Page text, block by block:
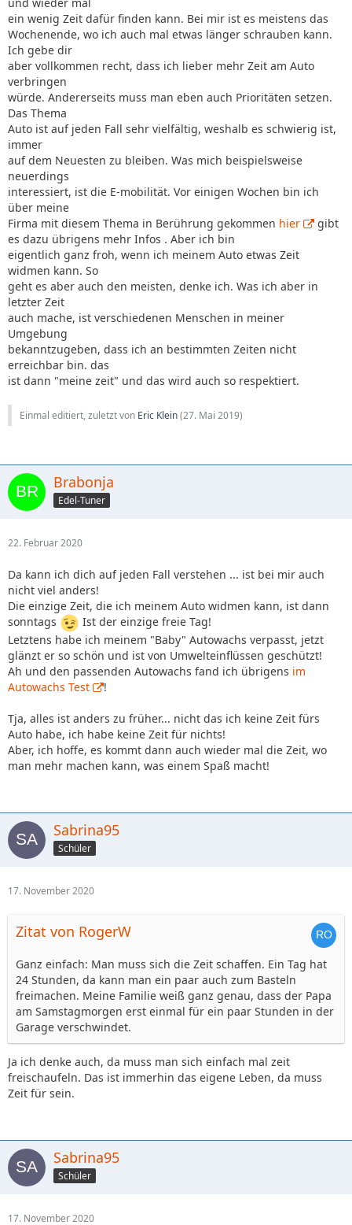
ein wenig Zeit dafür finden kann. Bei mir ist es meistens das
Wochenende, wo ich auch mal etwas länger schrauben kann.
Ich gebe dir
aber vollkommen recht, dass ich lieber mehr Zeit am Auto
verbringen
würde. Andererseits muss man eben auch Prioritäten setzen.
Das Thema
Auto ist auf jeden Fall sehr vielfältig, weshalb es schwierig ist,
immer
auf dem Neuesten zu bleiben. Was mich beispielsweise
neuerdings
interessiert, ist die E-mobilität. Vor einigen Wochen bin ich
über meine
Firma mit diesem Thema in Berührung gekommen hier
gibt
es dazu übrigens mehr Infos . Aber ich bin
eigentlich ganz froh, wenn ich meinem Auto etwas Zeit
widmen kann. So
geht es aber auch den meisten, denke ich. Was ich aber in
letzter Zeit
auch mache, ist verschiedenen Menschen in meiner
Umgebung
bekanntzugeben, dass ich an bestimmten Zeiten nicht
erreichbar bin. das
ist dann "meine zeit" und das wird auch so respektiert.
Einmal editiert, zuletzt von Eric Klein(27. Mai 2019)
Brabonja
Edel-Tuner
22. Februar 2020
Da kann ich dich auf jeden Fall verstehen ... ist bei mir auch
nicht viel anders!
Die einzige Zeit, die ich meinem Auto widmen kann, ist dann
sonntags
Ist der einzige freie Tag!
Letztens habe ich meinem "Baby" Autowachs verpasst, jetzt
glänzt er so schön und ist von Umwelteinflüssen geschützt!
Ah und den passenden Autowachs fand ich übrigens im
Autowachs Test
!
Tja, alles ist anders zu früher... nicht das ich keine Zeit fürs
Auto habe, ich habe keine Zeit für nichts!
Aber, ich hoffe, es kommt dann auch wieder mal die Zeit, wo
man mehr machen kann, was einem Spaß macht!
Sabrina95
Schüler
17. November 2020
Zitat von RogerW
Ganz einfach: Man muss sich die Zeit schaffen. Ein Tag hat
24 Stunden, da kann man ein paar auch zum Basteln
freimachen. Meine Familie weiß ganz genau, dass der Papa
am Samstagmorgen erst einmal für ein paar Stunden in der
Garage verschwindet.
Ja ich denke auch, da muss man sich einfach mal zeit
freischaufeln. Das ist immerhin das eigene Leben, da muss
Zeit für sein.
Sabrina95
Schüler
17. November 2020